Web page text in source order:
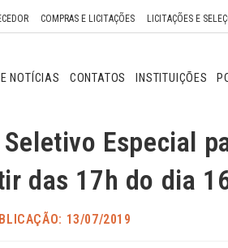
COMPRAS E LICITAÇÕES LICITAÇÕES E
NOTÍCIAS CONTATOS INSTITUIÇÕES
Seletivo Especial
das 17h do dia
13/07/2019